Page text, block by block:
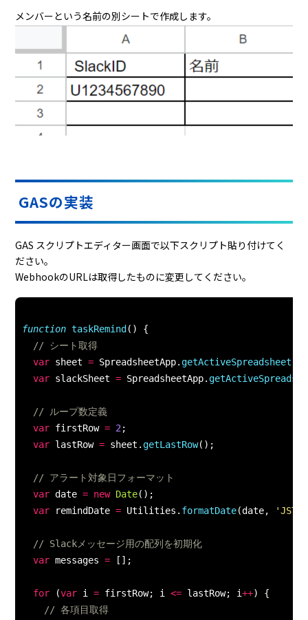
メンバーという名前の別シートで作成します。
GASの実装
GAS スクリプトエディター画面で以下スクリプト貼り付けてく
ださい。
WebhookのURLは取得したものに変更してください。
function taskRemind ( )
{
// シート取得
var sheet = SpreadsheetApp.getActiveSpreadsheet
var slackSheet = SpreadsheetApp.
// ループ数定義
var firstRow = 2;
var lastRow = sheet .getLastRow( ) ;
// アラート対象日フォーマット
var date = new Date( ) ;
var remindDate = Utilities . formatDate(date, 'JST'
// Slackメッセージ用の配列を初期化
var messages = [ ] ;
for (var i = firstRow; i <= lastRow; i++)
{
// 各項目取得